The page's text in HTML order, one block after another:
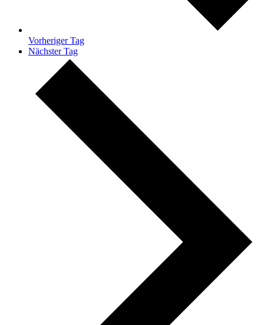
Vorheriger Tag
Nächster Tag